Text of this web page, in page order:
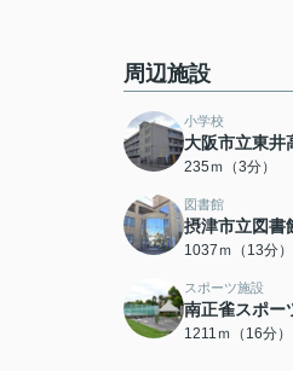
周辺施設
小学校
大阪市立東井
235ｍ（3分）
図書館
摂津市立図書
1037ｍ（13分）
スポーツ施設
南正雀スポー
1211ｍ（16分）